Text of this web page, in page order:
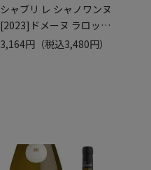
シャブリ レ シャノワンヌ
[2023]ドメーヌ ラロッシ
ュ 750ml
3,164円 （税込3,480円）